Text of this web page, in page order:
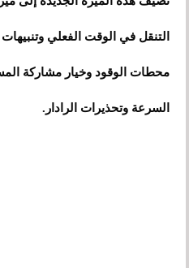
التنقل في الوقت الفعلي
محطات الوقود وخيار مشاركة
السرعة وتحذيرات الرادار.